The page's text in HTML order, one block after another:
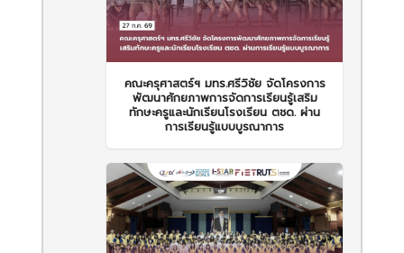
คณะครุศาสตร์ฯ มทร.ศรีวิชัย จัดโครงการ
พัฒนาศักยภาพการจัดการเรียนรู้เสริม
ทักษะครูและนักเรียนโรงเรียน ตชด. ผ่าน
การเรียนรู้แบบบูรณาการ